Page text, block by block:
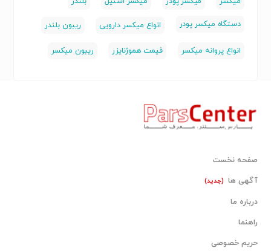
دستگاه میکسر پودر انواع میکسر دارویی ریبون بلندر
انواع پروانه میکسر قیمت هموژنایزر ریبون میکسر
صفحه نخست
آگهی ها (جدید)
درباره ما
راهنما
حریم خصوصی